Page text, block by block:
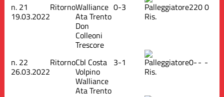
n. 21
19.03.2022
RitornoWalliance
Ata Trento
Don
Colleoni
Trescore
0-3
Ris.
2200
n. 22
26.03.2022
RitornoCbl Costa
Volpino
Walliance
Ata Trento
3-1
Ris.
0-- -